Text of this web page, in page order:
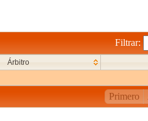
Filtrar:
Árbitro
Primero